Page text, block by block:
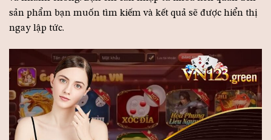
sản phẩm bạn muốn tìm kiếm và kết quả sẽ được hiển thị
ngay lập tức.